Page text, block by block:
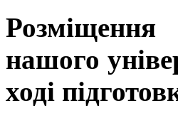
Розміщення
нашого
ході